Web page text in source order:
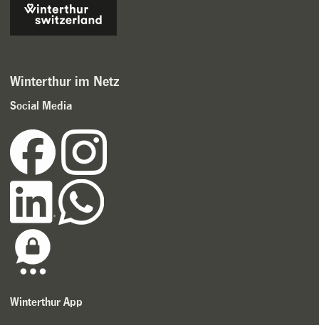
Winterthur im Netz
Social Media
Winterthur App